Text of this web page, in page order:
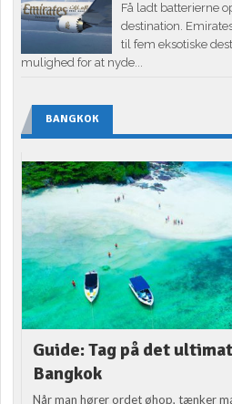
Få ladt batterierne
destination.
til fem eksotiske
mulighed for at nyde...
BANGKOK
Guide: Tag på det
Bangkok
Når man hører ordet øhop, tænker